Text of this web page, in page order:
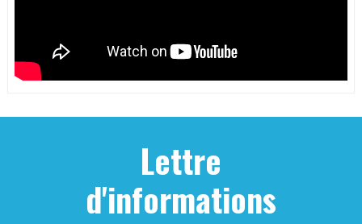
Lettre
d'informations